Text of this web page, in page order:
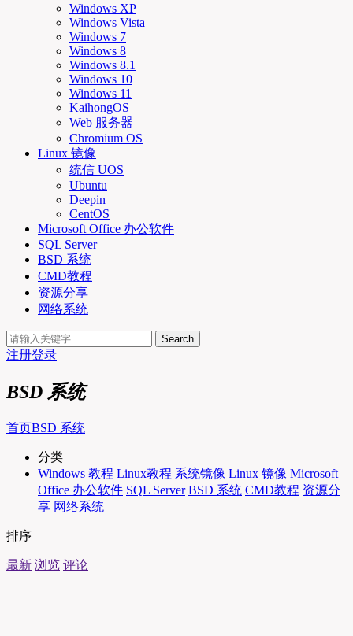
Windows XP
Windows Vista
Windows 7
Windows 8
Windows 8.1
Windows 10
Windows 11
KaihongOS
Web 服务器
Chromium OS
Linux 镜像
统信 UOS
Ubuntu
Deepin
CentOS
Microsoft Office 办公软件
SQL Server
BSD 系统
CMD教程
资源分享
网络系统
Search
注册登录
BSD 系统
首页BSD 系统
分类
Windows 教程 Linux教程 系统镜像 Linux 镜像 Microsoft
Office 办公软件 SQL Server BSD 系统 CMD教程 资源分
享 网络系统
排序
最新 浏览 评论